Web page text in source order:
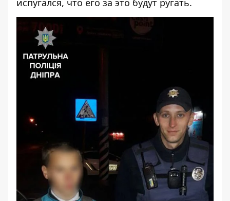
испугался, что его за это будут ругать.